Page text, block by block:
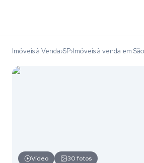
Imóveis à Venda›SP›Imóveis à venda em
Vídeo 30fotos